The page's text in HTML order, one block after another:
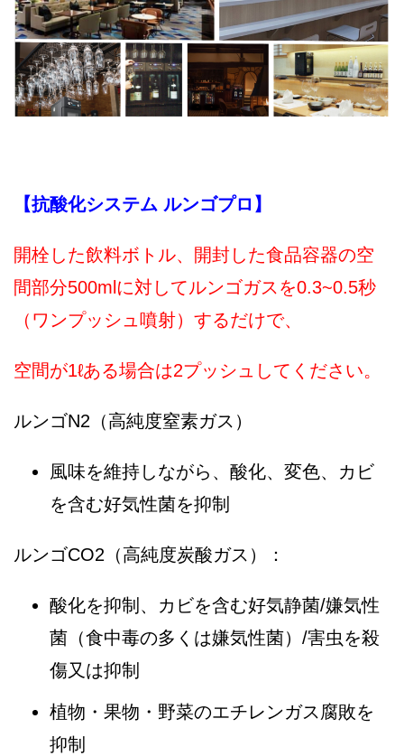
【抗酸化システム ルンゴプロ】
開栓した飲料ボトル、開封した食品容器の空
間部分500mlに対してルンゴガスを0.3~0.5秒
（ワンプッシュ噴射）するだけで、
空間が1ℓある場合は2プッシュしてください。
ルンゴN2（高純度窒素ガス）
風味を維持しながら、酸化、変色、カビ
を含む好気性菌を抑制
ルンゴCO2（高純度炭酸ガス）：
酸化を抑制、カビを含む好気静菌/嫌気性
菌（食中毒の多くは嫌気性菌）/害虫を殺
傷又は抑制
植物・果物・野菜のエチレンガス腐敗を
抑制